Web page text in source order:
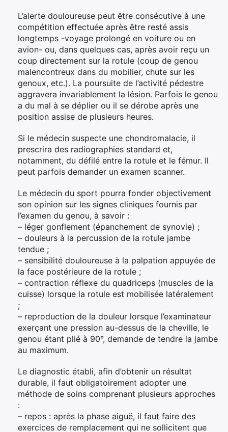
L’alerte douloureuse peut être consécutive à une
compétition effectuée après être resté assis
longtemps -voyage prolongé en voiture ou en
avion- ou, dans quelques cas, après avoir reçu un
coup directement sur la rotule (coup de genou
malencontreux dans du mobilier, chute sur les
genoux, etc.). La poursuite de l’activité pédestre
aggravera invariablement la lésion. Parfois le genou
a du mal à se déplier ou il se dérobe après une
position assise de plusieurs heures.
Si le médecin suspecte une chondromalacie, il
prescrira des radiographies standard et,
notamment, du défilé entre la rotule et le fémur. Il
peut parfois demander un examen scanner.
Le médecin du sport pourra fonder objectivement
son opinion sur les signes cliniques fournis par
l’examen du genou, à savoir :
– léger gonflement (épanchement de synovie) ;
– douleurs à la percussion de la rotule jambe
tendue ;
– sensibilité douloureuse à la palpation appuyée de
la face postérieure de la rotule ;
– contraction réflexe du quadriceps (muscles de la
cuisse) lorsque la rotule est mobilisée latéralement
;
– reproduction de la douleur lorsque l’examinateur
exerçant une pression au-dessus de la cheville, le
genou étant plié à 90°, demande de tendre la jambe
au maximum.
Le diagnostic établi, afin d’obtenir un résultat
durable, il faut obligatoirement adopter une
méthode de soins comprenant plusieurs approches
:
– repos : après la phase aiguë, il faut faire des
exercices de remplacement qui ne sollicitent que